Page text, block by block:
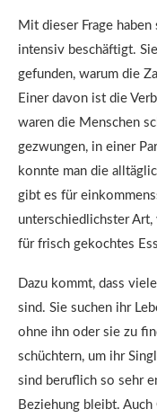
Mit dieser Frage
intensiv beschäftigt.
gefunden, warum die
Einer davon ist die
waren die Menschen
gezwungen, in einer
konnte man die
gibt es für
unterschiedlichster
für frisch gekochtes
Dazu kommt, dass
sind. Sie suchen ihr
ohne ihn oder sie zu
schüchtern, um ihr
sind beruflich so sehr
Beziehung bleibt.